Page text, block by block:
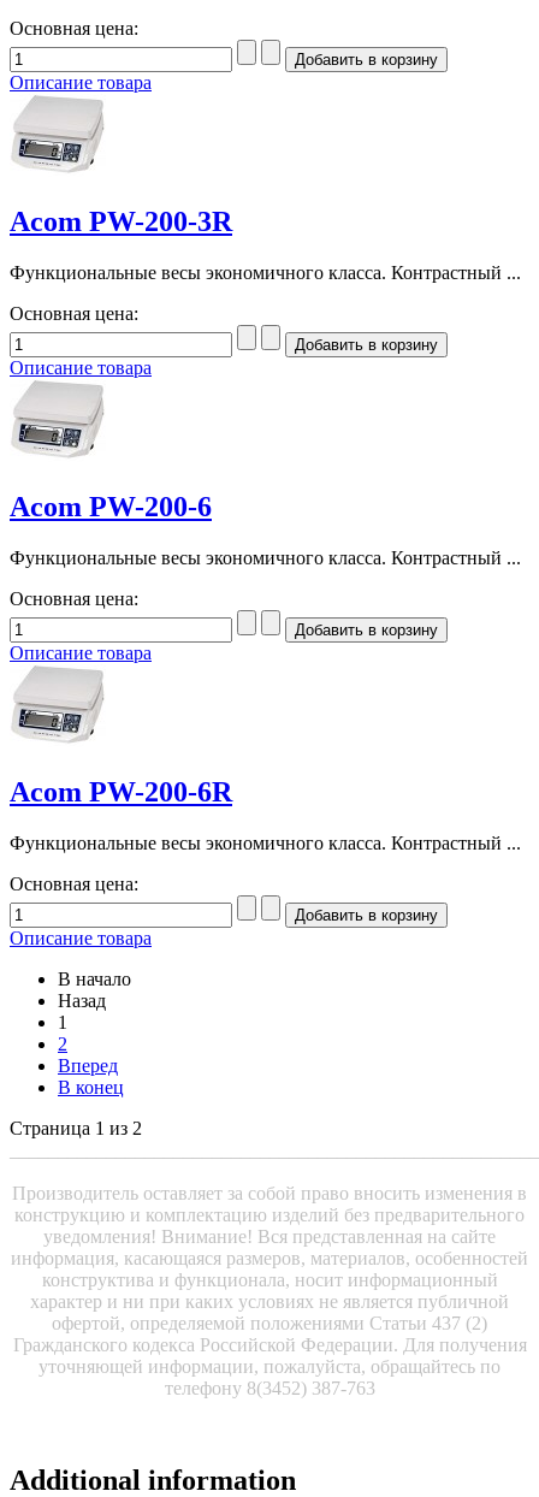
Основная цена:
Описание товара
Acom PW-200-3R
Функциональные весы экономичного класса. Контрастный ...
Основная цена:
Описание товара
Acom PW-200-6
Функциональные весы экономичного класса. Контрастный ...
Основная цена:
Описание товара
Acom PW-200-6R
Функциональные весы экономичного класса. Контрастный ...
Основная цена:
Описание товара
В начало
Назад
1
2
Вперед
В конец
Страница 1 из 2
Производитель оставляет за собой право вносить изменения в
конструкцию и комплектацию изделий без предварительного
уведомления! Внимание! Вся представленная на сайте
информация, касающаяся размеров, материалов, особенностей
конструктива и функционала, носит информационный
характер и ни при каких условиях не является публичной
офертой, определяемой положениями Статьи 437 (2)
Гражданского кодекса Российской Федерации. Для получения
уточняющей информации, пожалуйста, обращайтесь по
телефону 8(3452) 387-763
Additional information